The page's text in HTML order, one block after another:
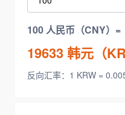
100 人民币（CNY）=
19633韩元（
反向汇率：1 KRW =